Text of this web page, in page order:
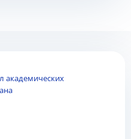
академических